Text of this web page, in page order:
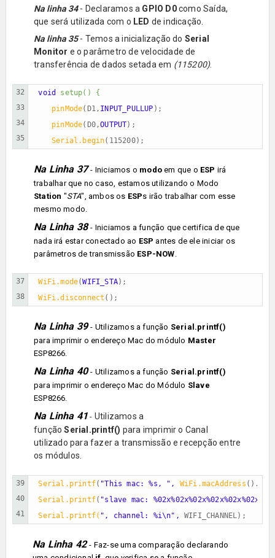
Na linha 34- Declaramos a GPIO D0como Saída,
que será utilizada com o LED de indicação.
Na linha 35- Temos a inicialização do Serial
Monitor e oparâmetro de velocidade de
transferência de dados setada em (115200).
32
33
34
35
void setup()
pinMode(D1, INPUT_PULLUP );
pinMode(D0,OUTPUT);
Serial.begin(115200);
Na Linha 37- Iniciamos o modoem que o ESP irá
trabalhar que no caso, estamos utilizando o Modo
Station "STA", ambos os ESPs irão trabalhar com esse
mesmo modo.
Na Linha 38- Iniciamos a função que certifica de que
nada irá estar conectado ao ESP antes de ele iniciar os
parâmetros de transmissão ESP-NOW
37
38
WiFi.mode(WIFI_STA
WiFi.disconnect ();
Na Linha 39- Utilizamos a função Serial.printf()
para imprimir o endereço Mac do módulo Master
ESP8266.
Na Linha 40- Utilizamos a função Serial.printf()
para imprimiro endereço Mac do Módulo Slave
ESP8266.
Na Linha 41 - Utilizamos a
funçãoSerial.printf() para imprimir o Canal
utilizado para fazer a transmissão e recepção entre
os módulos.
39
40
41
Serial.printf( "This mac: %s, ", WiFi.macAddress
Serial.printf( "slave mac: %02x%02x%02x%02x%02x%02x",
Serial.printf( ", channel: %i\n", WIFI_CHANNEL);
Na Linha 42- Faz-se uma comparação declarando